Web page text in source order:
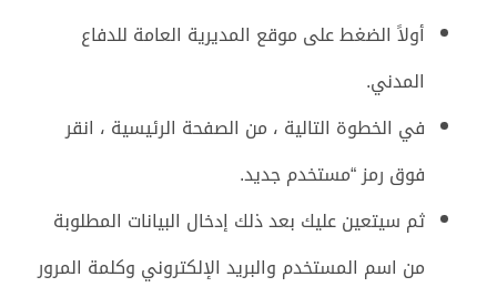
أولاً الضغط على موقع المديرية العامة للدفاع
المدني.
في الخطوة التالية ، من الصفحة الرئيسية ، انقر
فوق رمز “مستخدم جديد.
ثم سيتعين عليك بعد ذلك إدخال البيانات المطلوبة
من اسم المستخدم والبريد الإلكتروني وكلمة المرور